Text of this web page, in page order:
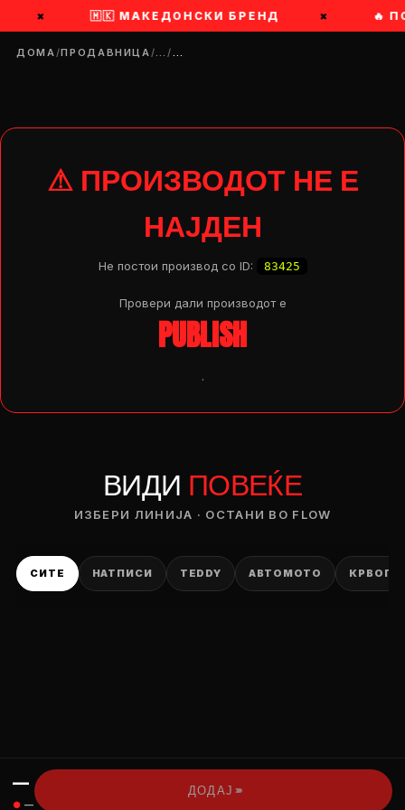
× 🇲🇰 МАКЕДОНСКИ БРЕНД × 🔥
ДОМА/ПРОДАВНИЦА/…/…
⚠ ПРОИЗВОДОТ НЕ Е
НАЈДЕН
Не постои производ со ID: 83425
Провери дали производот e
PUBLISH
.
ВИДИ ПОВЕЌЕ
ИЗБЕРИ ЛИНИЈА · ОСТАНИ ВО FLOW
СИТЕ НАТПИСИ TEDDY АВТОМОТО
—
● —
ДОДАЈ ›››